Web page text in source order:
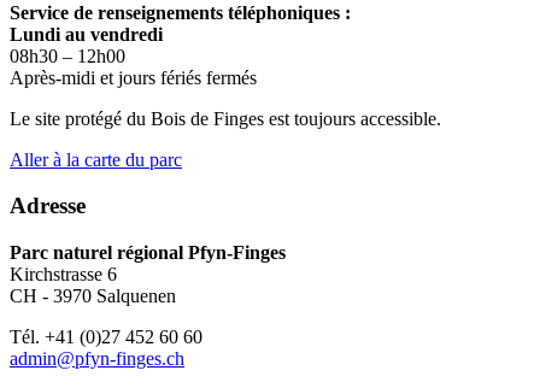
Service de renseignements téléphoniques :
Lundi au vendredi
08h30 – 12h00
Après-midi et jours fériés fermés
Le site protégé du Bois de Finges est toujours accessible.
Aller à la carte du parc
Adresse
Parc naturel régional Pfyn-Finges
Kirchstrasse 6
CH - 3970 Salquenen
Tél. +41 (0)27 452 60 60
admin@pfyn-finges.ch